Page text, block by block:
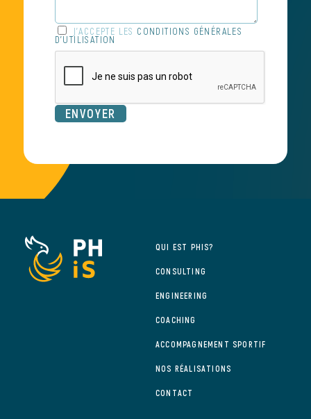
J'ACCEPTE LES CONDITIONS GÉNÉRALES
D'UTILISATION
QUI EST PHIS?
CONSULTING
ENGINEERING
COACHING
ACCOMPAGNEMENT SPORTIF
NOS RÉALISATIONS
CONTACT